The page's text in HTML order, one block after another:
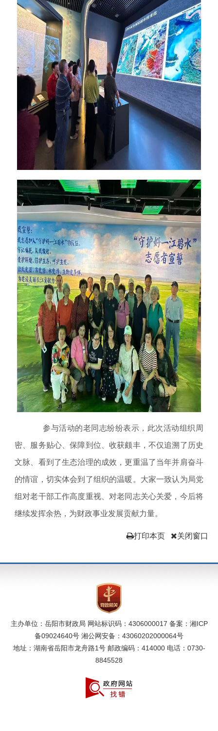
参与活动的老同志纷纷表示，此次活动组织周
密、服务贴心、保障到位、收获颇丰，不仅追溯了历史
文脉、看到了生态治理的成效，更重温了当年并肩奋斗
的情谊，切实体会到了组织的温暖。大家一致认为局党
组对老干部工作高度重视、对老同志关心关爱，今后将
继续发挥余热，为财政事业发展贡献力量。
打印本页 关闭窗口
主办单位：岳阳市财政局 网站标识码：4306000017 备案： 湘ICP
备09024640号 湘公网安备：43060202000064号
地址：湖南省岳阳市龙舟路1号 邮政编码：414000 电话：0730-
8845528